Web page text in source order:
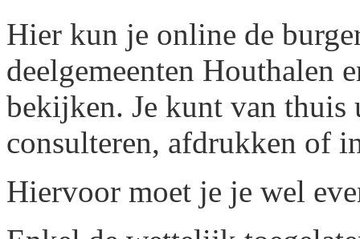
Hier kun je online de
deelgemeenten Houthalen
bekijken. Je kunt van thuis
consulteren, afdrukken of
Hiervoor moet je je wel